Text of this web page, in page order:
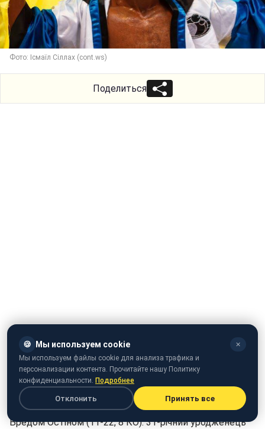
Фото: Ісмаїл Сіллах (cont.ws)
Поделиться
Український боксер Ісмаїл Сіллах (24-3, 19 КО) вже в
другому раунді здобув перемогу над американцем
Бредом Остіном (11-22, 8 КО). 31-річний уродженець
🍪 Мы используем cookie ✕
Мы используем файлы cookie для анализа трафика и
персонализации контента. Прочитайте нашу Политику
конфиденциальности. Подробнее
Отклонить Принять все